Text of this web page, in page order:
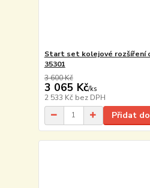
Start set kolejové rozšíření
35301
3 600 Kč
3 065 Kč/ks
2 533 Kč bez DPH
Přidat